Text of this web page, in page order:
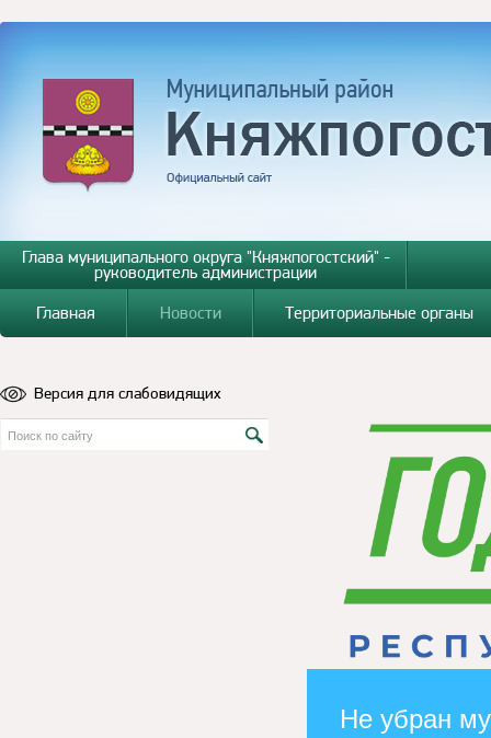
Глава муниципального округа "Княжпогостский" -
руководитель администрации
Главная
Новости Территориальные органы
Версия для слабовидящих
Не убран